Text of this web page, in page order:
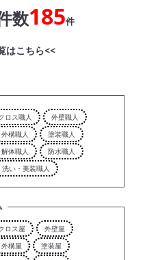
数185件
はこちら<<
ロス職人
外壁職人
外構職人
塗装職人
解体職人
防水職人
い・美装職人
ロス屋
外壁屋
外構屋
塗装屋